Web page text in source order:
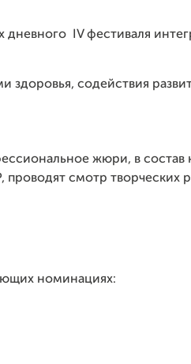
IV фестиваля
здоровья, содействия
жюри, в состав
смотр творческих
номинациях: